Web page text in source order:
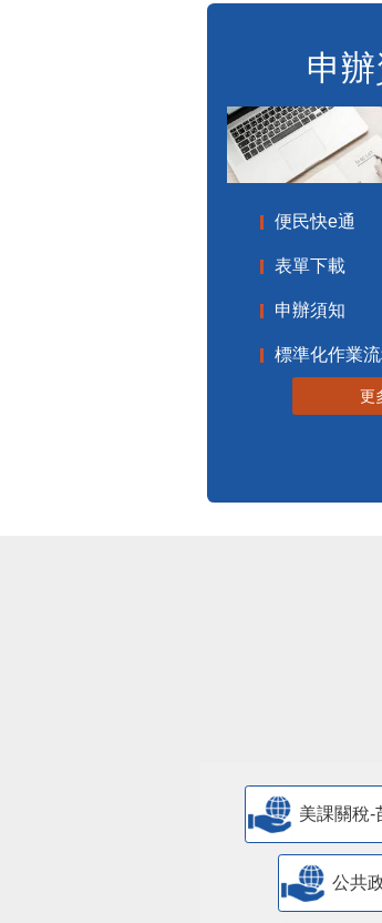
申
便民快e通
表單下載
申辦須知
標準化作業
更
美課關稅-
公共